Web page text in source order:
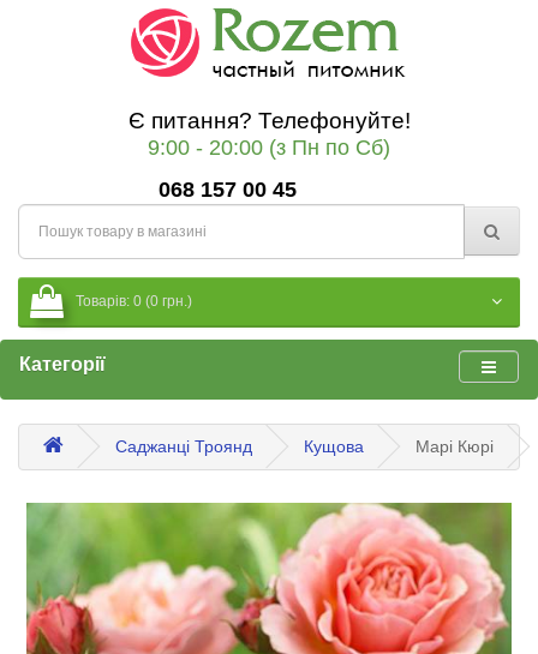
Є питання? Телефонуйте!
9:00 - 20:00 (з Пн по Сб)
068 157 00 45
Товарів: 0 (0 грн.)
Категорії
Саджанці Троянд Кущова Марі Кюрі